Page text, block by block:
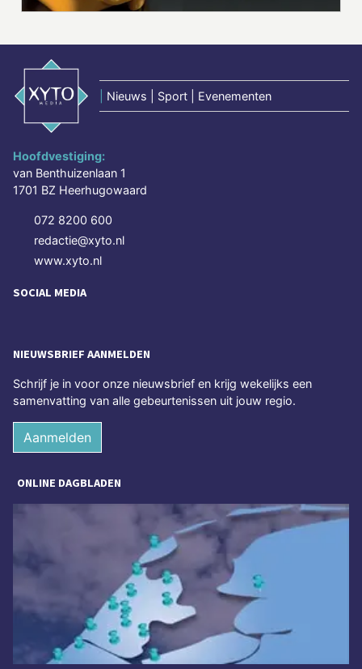
Nieuws | Sport | Evenementen
Hoofdvestiging:
van Benthuizenlaan 1
1701 BZ Heerhugowaard
072 8200 600
redactie@xyto.nl
www.xyto.nl
SOCIAL MEDIA
NIEUWSBRIEF AANMELDEN
Schrijf je in voor onze nieuwsbrief en krijg wekelijks een
samenvatting van alle gebeurtenissen uit jouw regio.
Aanmelden
ONLINE DAGBLADEN